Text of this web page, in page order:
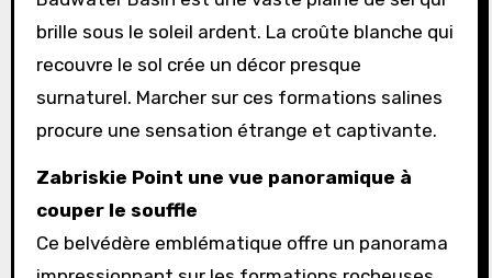
brille sous le soleil ardent. La croûte blanche qui
recouvre le sol crée un décor presque
surnaturel. Marcher sur ces formations salines
procure une sensation étrange et captivante.
Zabriskie Point une vue panoramique à
couper le souffle
Ce belvédère emblématique offre un panorama